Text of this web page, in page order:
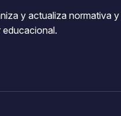
y actualiza normativa y
educacional.